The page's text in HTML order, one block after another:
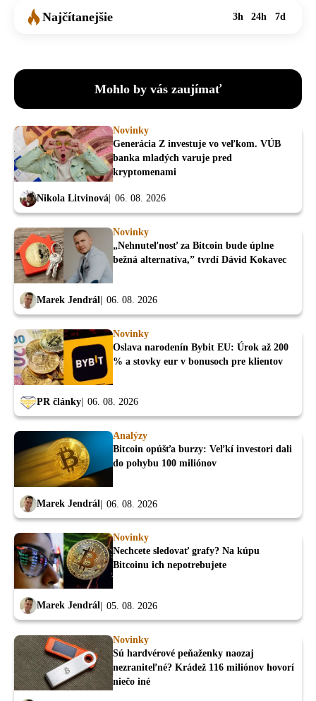
Najčítanejšie 3h 24h 7d
Mohlo by vás zaujímať
Novinky
Generácia Z investuje vo veľkom. VÚB
banka mladých varuje pred
kryptomenami
Nikola Litvinová 06. 08. 2026
Novinky
„Nehnuteľnosť za Bitcoin bude úplne
bežná alternatíva,” tvrdí Dávid Kokavec
Marek Jendrál 06. 08. 2026
Novinky
Oslava narodenín Bybit EU: Úrok až 200
% a stovky eur v bonusoch pre klientov
PR články 06. 08. 2026
Analýzy
Bitcoin opúšťa burzy: Veľkí investori dali
do pohybu 100 miliónov
Marek Jendrál 06. 08. 2026
Novinky
Nechcete sledovať grafy? Na kúpu
Bitcoinu ich nepotrebujete
Marek Jendrál 05. 08. 2026
Novinky
Sú hardvérové peňaženky naozaj
nezraniteľné? Krádež 116 miliónov hovorí
niečo iné